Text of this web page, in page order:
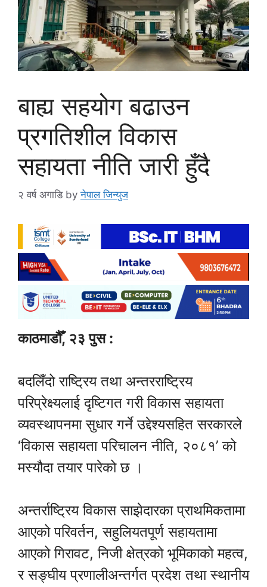
बाह्य सहयोग बढाउन
प्रगतिशील विकास
सहायता नीति जारी हुँदै
२ वर्ष अगाडि byनेपाल जिन्युज
काठमाडौँ, २३ पुस :
बदलिँदो राष्ट्रिय तथा अन्तरराष्ट्रिय
परिप्रेक्ष्यलाई दृष्टिगत गरी विकास सहायता
व्यवस्थापनमा सुधार गर्ने उद्देश्यसहित सरकारले
‘विकास सहायता परिचालन नीति, २०८१’ को
मस्यौदा तयार पारेको छ ।
अन्तर्राष्ट्रिय विकास साझेदारका प्राथमिकतामा
आएको परिवर्तन, सहुलियतपूर्ण सहायतामा
आएको गिरावट, निजी क्षेत्रको भूमिकाको महत्व,
र सङ्घीय प्रणालीअन्तर्गत प्रदेश तथा स्थानीय